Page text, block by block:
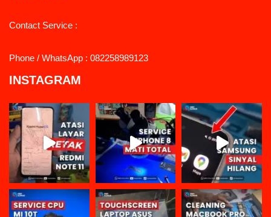
Contact Service :
Phone / WhatsApp : 082258989123
INSTAGRAM